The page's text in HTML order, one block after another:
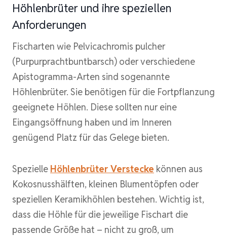
Höhlenbrüter und ihre speziellen
Anforderungen
Fischarten wie Pelvicachromis pulcher
(Purpurprachtbuntbarsch) oder verschiedene
Apistogramma-Arten sind sogenannte
Höhlenbrüter. Sie benötigen für die Fortpflanzung
geeignete Höhlen. Diese sollten nur eine
Eingangsöffnung haben und im Inneren
genügend Platz für das Gelege bieten.
Spezielle Höhlenbrüter Verstecke können aus
Kokosnusshälften, kleinen Blumentöpfen oder
speziellen Keramikhöhlen bestehen. Wichtig ist,
dass die Höhle für die jeweilige Fischart die
passende Größe hat – nicht zu groß, um